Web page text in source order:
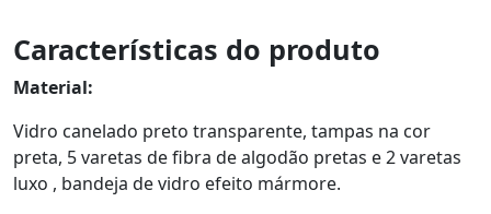
Características do produto
Material:
Vidro canelado preto transparente, tampas na cor
preta, 5 varetas de fibra de algodão pretas e 2 varetas
luxo , bandeja de vidro efeito mármore.